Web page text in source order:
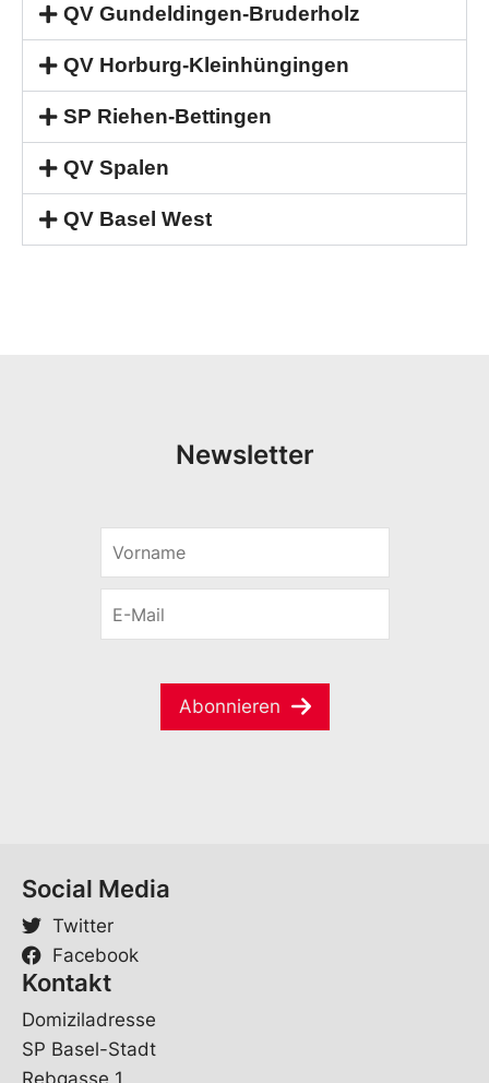
QV Gundeldingen-Bruderholz
QV Horburg-Kleinhüngingen
SP Riehen-Bettingen
QV Spalen
QV Basel West
Newsletter
r
m
M
V
m
e
Abonnieren
Social Media
Twitter
Facebook
Kontakt
Domiziladresse
SP Basel-Stadt
Rebgasse 1